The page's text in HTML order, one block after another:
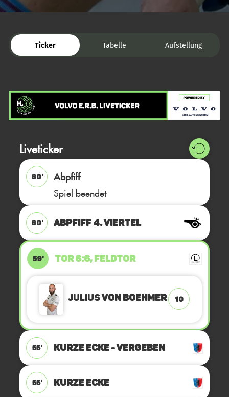
Ticker Tabelle Aufstellung
Liveticker
60'
Abpfiff
Spiel beendet
60' ABPFIFF 4. Viertel
59' TOR 6:6, FELDTOR
Juliusvon Boehmer 10
55' KURZE ECKE - VERGEBEN
55' KURZE ECKE